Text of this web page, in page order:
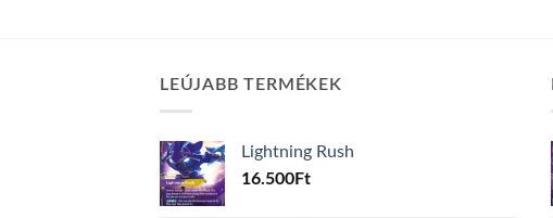
LEÚJABB TERMÉKEK
Lightning Rush
16.500Ft